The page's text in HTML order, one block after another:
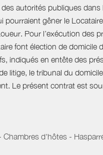
autorités publiques dans
pourraient gêner le
Pour l’exécution des
font élection de domicile
indiqués en entête des
litige, le tribunal du
Le présent contrat est
Chambres d'hôtes -